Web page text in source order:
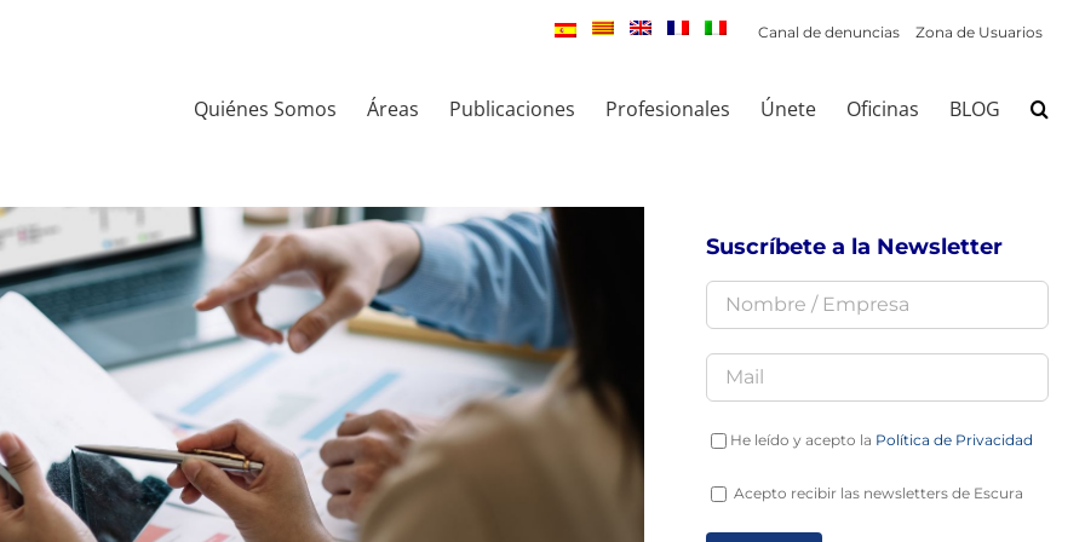
Canal de denuncias Zona de Usuarios
Quiénes Somos Áreas Publicaciones Profesionales Únete Oficinas BLOG
Suscríbete a la Newsletter
He leído y acepto la Política de Privacidad
Acepto recibir las newsletters de Escura